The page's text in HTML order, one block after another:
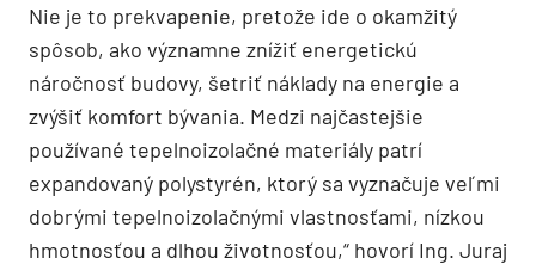
Nie je to prekvapenie, pretože ide o okamžitý
spôsob, ako významne znížiť energetickú
náročnosť budovy, šetriť náklady na energie a
zvýšiť komfort bývania. Medzi najčastejšie
používané tepelnoizolačné materiály patrí
expandovaný polystyrén, ktorý sa vyznačuje veľmi
dobrými tepelnoizolačnými vlastnosťami, nízkou
hmotnosťou a dlhou životnosťou,“ hovorí Ing. Juraj